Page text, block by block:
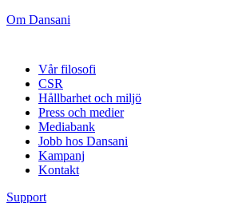
Om Dansani
Vår filosofi
CSR
Hållbarhet och miljö
Press och medier
Mediabank
Jobb hos Dansani
Kampanj
Kontakt
Support